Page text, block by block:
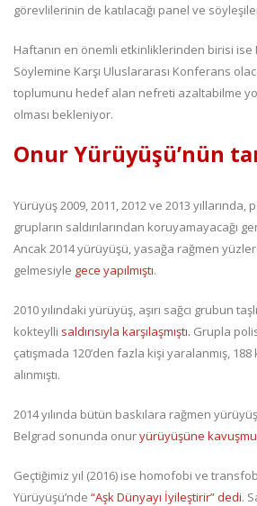
görevlilerinin de katılacağı panel ve
Haftanın en önemli etkinliklerinden birisi ise
Söylemine Karşı Uluslararası Konferans
toplumunu hedef alan nefreti azaltabilme
olması bekleniyor.
Onur Yürüyüşü’nün
Yürüyüş 2009, 2011, 2012 ve 2013 yıllarında,
grupların saldırılarından koruyamayacağı
Ancak 2014 yürüyüşü, yasağa rağmen
gelmesiyle gece yapılmıştı.
2010 yılındaki yürüyüş, aşırı sağcı grubun
kokteylli saldırısıyla karşılaşmıştı. Grupla
çatışmada 120’den fazla kişi yaralanmış, 188
alınmıştı.
2014 yılında bütün baskılara rağmen
Belgrad sonunda onuryürüyüşüne
Geçtiğimiz yıl (2016) ise homofobi ve
Yürüyüşü’nde “Aşk Dünyayı İyileştirir” dedi.